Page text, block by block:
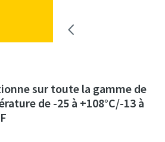
sur toute la gamme de
de -25 à +108°C/-13 à